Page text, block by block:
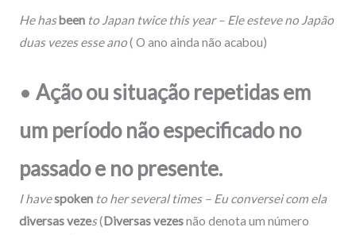
He hasbeen to Japan twice this year – Ele esteve no Japão
duas vezes esse ano( O ano ainda não acabou)
• Ação ou situação repetidas em
um período não especificado no
passado e no presente.
I havespoken to her several times – Eu conversei com ela
diversas vezes(Diversas vezesnão denota um número